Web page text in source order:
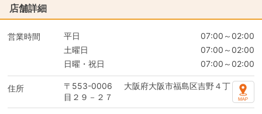
店舗詳細
営業時間 平日
07:00～02:00
土曜日
07:00～02:00
日曜・祝日
07:00～02:00
住所 〒553-0006
大阪府大阪市福島区吉野４丁
目２９－２７